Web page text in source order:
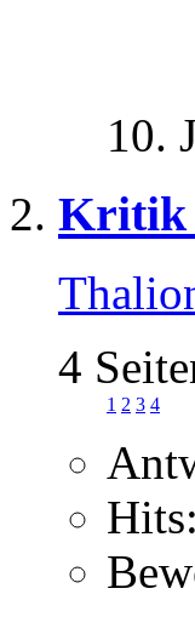
10.
Kritik
4
1 2 3 4